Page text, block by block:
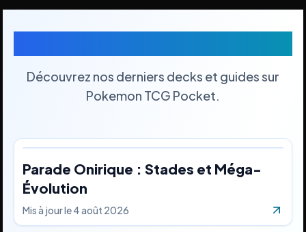
Découvrez nos derniers decks et guides sur
Pokemon TCG Pocket.
Parade Onirique : Stades et Méga-
Évolution
Mis à jour le4 août 2026